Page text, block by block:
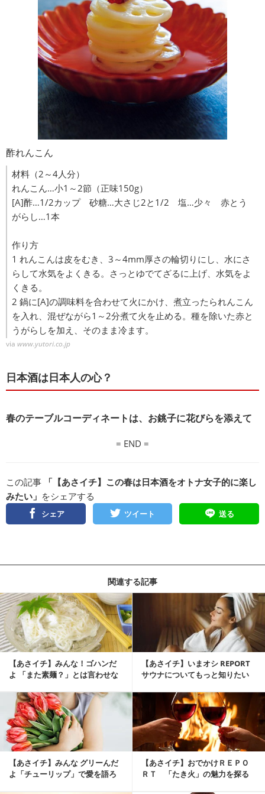
酢れんこん
材料（2～4人分）
れんこん…小1～2節（正味150g）
[A]酢…1/2カップ 砂糖…大さじ2と1/2 塩…少々 赤とう
がらし…1本
作り方
1 れんこんは皮をむき、3～4mm厚さの輪切りにし、水にさ
らして水気をよくきる。さっとゆでてざるに上げ、水気をよ
くきる。
2 鍋に[A]の調味料を合わせて火にかけ、煮立ったられんこん
を入れ、混ぜながら1～2分煮て火を止める。種を除いた赤と
うがらしを加え、そのまま冷ます。
via www.yutori.co.jp
日本酒は日本人の心？
春のテーブルコーディネートは、お銚子に花びらを添えて
= END =
この記事
「【あさイチ】この春は日本酒をオトナ女子的に楽し
みたい」 をシェアする
シェア ツイート 送る
関連する記事
【あさイチ】みんな！ゴハンだ
よ 「また素麺？」とは言わせな
【あさイチ】いまオシ REPORT
サウナについてもっと知りたい
【あさイチ】みんな グリーんだ
よ「チューリップ」で愛を語ろ
【あさイチ】おでかけＲＥＰＯ
ＲＴ 「たき火」の魅力を探る